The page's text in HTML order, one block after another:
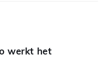
werkt het